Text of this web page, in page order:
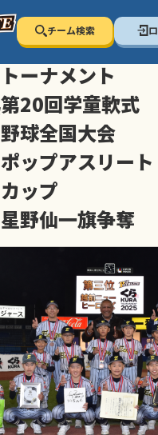
チーム検索
センス・トラスト
トーナメント
第20回学童軟式
野球全国大会
ポップアスリート
カップ
星野仙一旗争奪
トーナメント表は随時公開